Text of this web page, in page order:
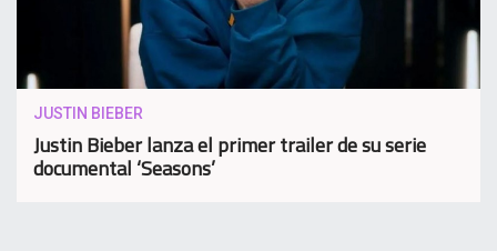
JUSTIN BIEBER
Justin Bieber lanza el primer trailer de su serie
documental ‘Seasons’